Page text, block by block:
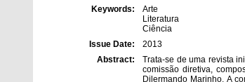
Keywords:
Arte
Literatura
Ciência
Issue Date:
2013
Abstract:
Trata-se de uma revista
comissão diretiva,
Dilermando Marinho. A